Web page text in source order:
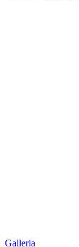
Galleria